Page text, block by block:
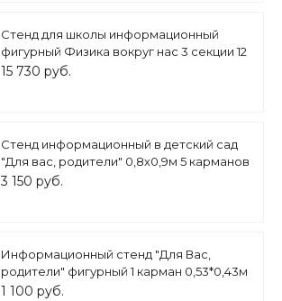
Стенд для школы информационный
фигурный Физика вокруг нас 3 секции 12
карманов А4 3*1,3м. арт.Ш731
15 730 руб.
Стенд информационный в детский сад
"Для вас, родители" 0,8х0,9м 5 карманов
арт.ДС339
3 150 руб.
Информационный стенд "Для Вас,
родители" фигурный 1 карман 0,53*0,43м
арт.ДС444
1 100 руб.